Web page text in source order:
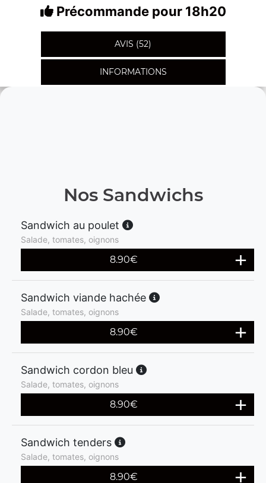
Précommande pour 18h20
AVIS (52)
INFORMATIONS
Nos Sandwichs
Sandwich au poulet
Salade, tomates, oignons
8.90€
Sandwich viande hachée
Salade, tomates, oignons
8.90€
Sandwich cordon bleu
Salade, tomates, oignons
8.90€
Sandwich tenders
Salade, tomates, oignons
8.90€